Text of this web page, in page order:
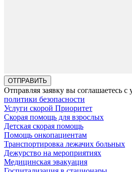
Отправляя заявку вы соглашаетесь с
политики безопасности
Услуги скорой Приоритет
Скорая помощь для взрослых
Детская скорая помощь
Помощь онкопациентам
Транспортировка лежачих больных
Дежурство на мероприятиях
Медицинская эвакуация